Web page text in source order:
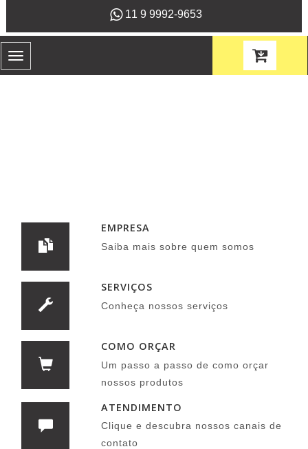
11 9 9992-9653
Toggle
navigation
EMPRESA
Saiba mais sobre quem somos
SERVIÇOS
Conheça nossos serviços
COMO ORÇAR
Um passo a passo de como orçar
nossos produtos
ATENDIMENTO
Clique e descubra nossos canais de
contato